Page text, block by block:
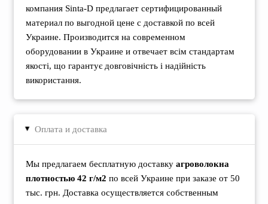
компания Sinta-D предлагает сертифицированный
материал по выгодной цене с доставкой по всей
Украине. Производится на современном
оборудовании в Украине и отвечает всім стандартам
якості, що гарантує довговічність і надійність
використання.
▸ Оплата и доставка
Мы предлагаем бесплатную доставку агроволокна
плотностью 42 г/м2 по всей Украине при заказе от 50
тыс. грн. Доставка осуществляется собственным